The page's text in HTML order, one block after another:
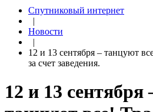
Спутниковый интернет
|
Новости
|
12 и 13 сентября – танцуют
за счет заведения.
12 и 13 сентября